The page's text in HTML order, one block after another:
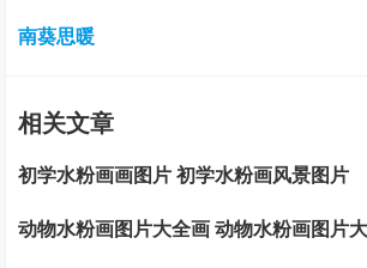
南葵思暖
相关文章
初学水粉画画图片 初学水粉画风景图片
动物水粉画图片大全画 动物水粉画图片